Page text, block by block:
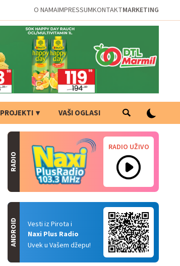
O NAMAIMPRESSUMKONTAKTMARKETING
PROJEKTI VAŠI OGLASI
RADIO
RADIO UŽIVO
Vesti iz Pirota i
Naxi Plus Radio
Uvek u Vašem džepu!
ANDROID